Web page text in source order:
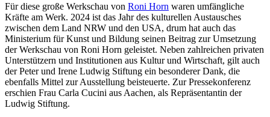
Für diese große Werkschau von Roni Horn waren umfängliche
Kräfte am Werk. 2024 ist das Jahr des kulturellen Austausches
zwischen dem Land NRW und den USA, drum hat auch das
Ministerium für Kunst und Bildung seinen Beitrag zur Umsetzung
der Werkschau von Roni Horn geleistet. Neben zahlreichen privaten
Unterstützern und Institutionen aus Kultur und Wirtschaft, gilt auch
der Peter und Irene Ludwig Stiftung ein besonderer Dank, die
ebenfalls Mittel zur Ausstellung beisteuerte. Zur Pressekonferenz
erschien Frau Carla Cucini aus Aachen, als Repräsentantin der
Ludwig Stiftung.